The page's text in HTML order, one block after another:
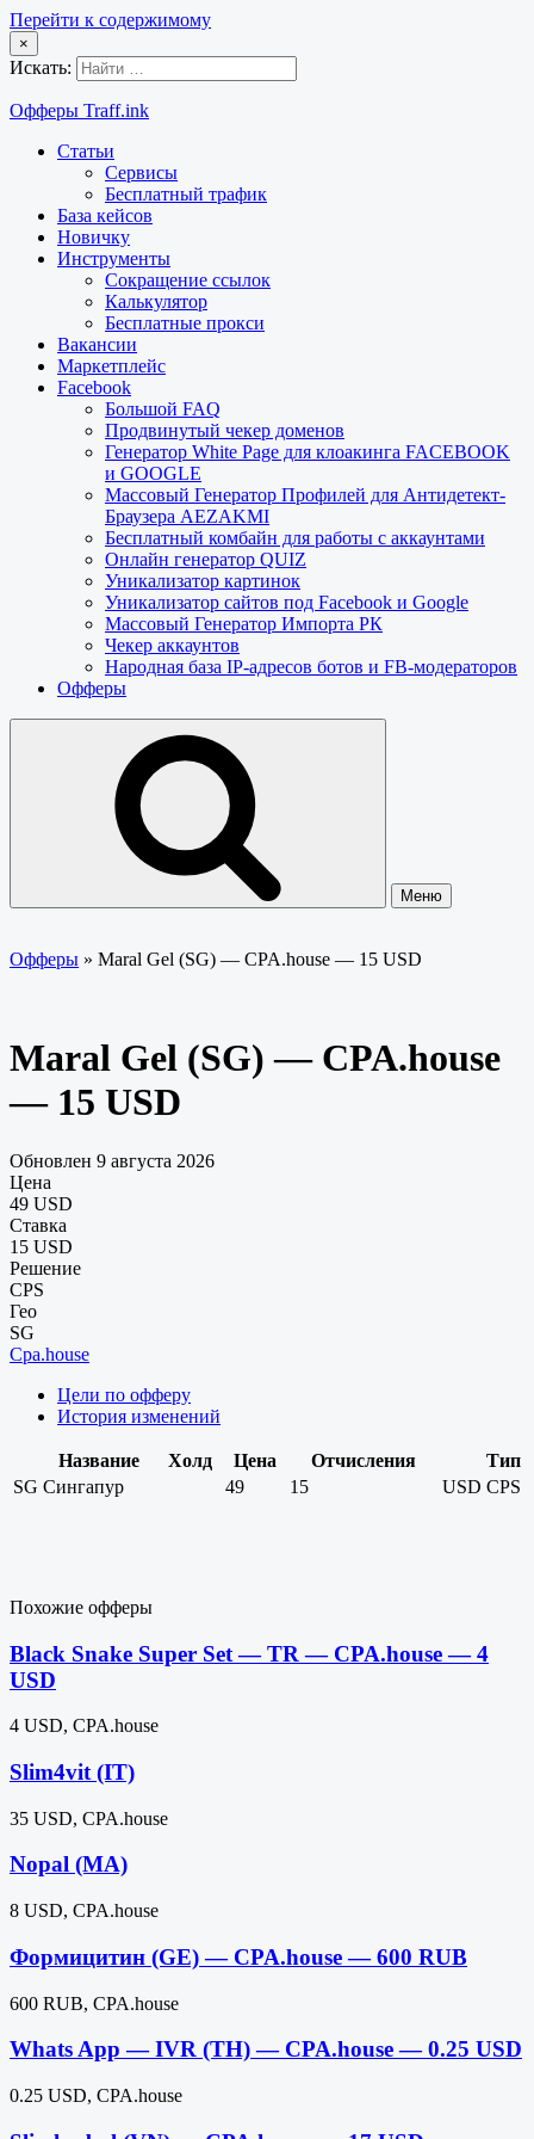
Перейти к содержимому
×
Искать:
Офферы Traff.ink
Статьи
Сервисы
Бесплатный трафик
База кейсов
Новичку
Инструменты
Сокращение ссылок
Калькулятор
Бесплатные прокси
Вакансии
Маркетплейс
Facebook
Большой FAQ
Продвинутый чекер доменов
Генератор White Page для клоакинга FACEBOOK
и GOOGLE
Массовый Генератор Профилей для Антидетект-
Браузера AEZAKMI
Бесплатный комбайн для работы с аккаунтами
Онлайн генератор QUIZ
Уникализатор картинок
Уникализатор сайтов под Facebook и Google
Массовый Генератор Импорта РК
Чекер аккаунтов
Народная база IP-адресов ботов и FB-модераторов
Офферы
Меню
Офферы » Maral Gel (SG) — CPA.house — 15 USD
Maral Gel (SG) — CPA.house
— 15 USD
Обновлен 9 августа 2026
Цена
49 USD
Ставка
15 USD
Решение
CPS
Гео
SG
Cpa.house
Цели по офферу
История изменений
Название Холд Цена Отчисления
Тип
SG Сингапур 49 15 USD CPS
Похожие офферы
Black Snake Super Set — TR — CPA.house — 4
USD
4 USD, CPA.house
Slim4vit (IT)
35 USD, CPA.house
Nopal (MA)
8 USD, CPA.house
Формицитин (GE) — CPA.house — 600 RUB
600 RUB, CPA.house
Whats App — IVR (TH) — CPA.house — 0.25 USD
0.25 USD, CPA.house